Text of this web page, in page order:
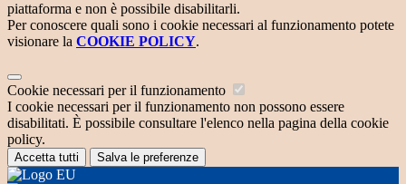
piattaforma e non è possibile disabilitarli.
Per conoscere quali sono i cookie necessari al funzionamento potete
visionare la COOKIE POLICY.
Cookie necessari per il funzionamento
I cookie necessari per il funzionamento non possono essere
disabilitati. È possibile consultare l'elenco nella pagina della cookie
policy.
Accetta tutti Salva le preferenze